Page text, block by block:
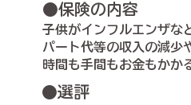
●保険の内容
子供がインフルエンザな
パート代等の収入の減少
時間も手間もお金もかか
●選評